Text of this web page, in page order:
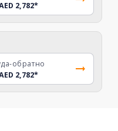
2,782*
обратно
2,782*